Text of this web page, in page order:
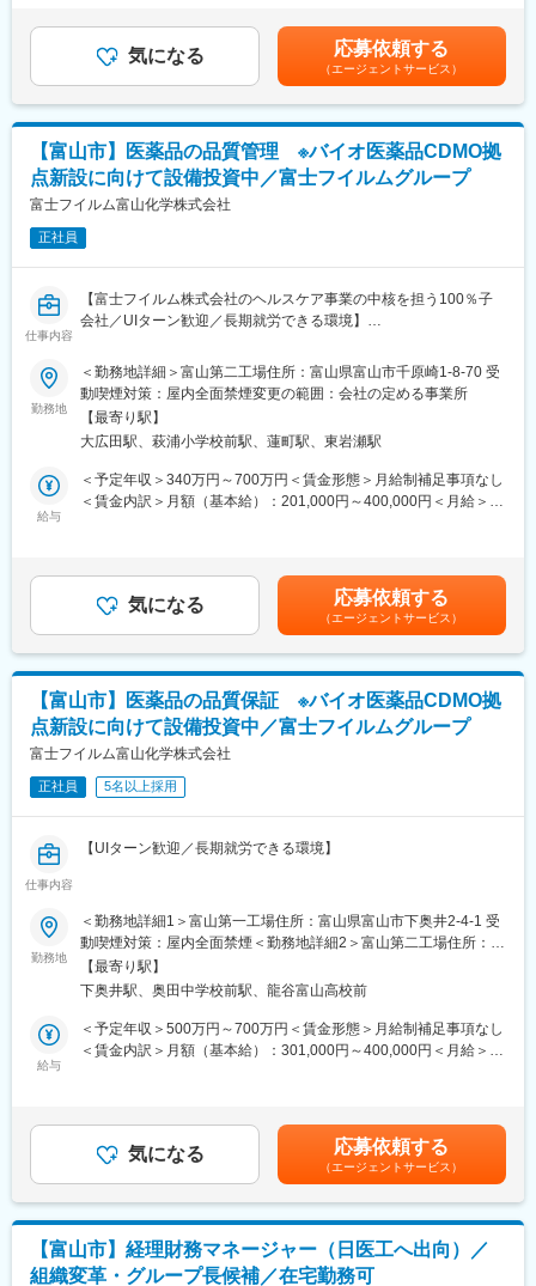
・Global 監査への対応準備・査察対応
ステム技術を用いた製剤のプロセス開発・製造受託事業を推進し
ています。2025年12月に国内最大級のバイオ医薬品CDMO工場を
開設し、抗体医薬品の製造受託サービスの開始を予定していま
す。更には、ADCのGMP製造受託サービスを2027年下期より開
始予定でありバイオ医薬品CDMO事業の拡大を進めています。
■福利厚生
・県外の方を対象とした寮や借上げ社宅制度あり
※適用条件あり
・富士フイルム株式会社のヘルスケア事業の中核を担う100％子
会社
・安定した経営基盤を持ち、2026年の稼働を目指してバイオ
CDMO拠点を新設するための設備投資を行います。
・フレックスタイム制なので（試用期間後）働きやすさも良好で
す。
リン代給（社内規程による）賃金はあくまでも目安の金額であ
り、選考を通じて上下する可能性があります。月給(月額)は固定手
当を含めた表記です。
気になる 応募依頼する
（エージェントサービス）
【富山市】医薬品の品質管理 ※バイオ医薬品CDMO拠
点新設に向けて設備投資中／富士フイルムグループ
富士フイルム富山化学株式会社
正社員
仕事内容
【富士フイルム株式会社のヘルスケア事業の中核を担う100％子
会社／UIターン歓迎／長期就労できる環境】
トータルヘルスケアカンパニーとして「予防」「診断」「治療」
の3領域で幅広い事業を展開している富士フイルムグループの「治
療」領域を担う中核企業として医療用医薬品の研究開発・生産・
販売を行っている当社にて、品質管理業務担当者として以下の業
務をお任せします。
■業務内容
・ドキュメント作成および文書管理等
・Global 監査への対応準備
れる脂質ナノ粒子やリポソームなどのドラック・デリバリー・シ
ステム技術を用いた製剤のプロセス開発・製造受託事業を推進し
ています。2025年12月に国内最大級のバイオ医薬品CDMO工場を
開設し、抗体医薬品の製造受託サービスの開始を予定していま
す。更には、ADCのGMP製造受託サービスを2027年下期より開
始予定でありバイオ医薬品CDMO事業の拡大を進めています。
■福利厚生
・県外の方を対象とした寮や借上げ社宅制度あり
■魅力
・富士フイルム株式会社のヘルスケア事業の中核を担う100％子
会社
・安定した経営基盤を持ち、2026年の稼働を目指してバイオ
・離職率も低く、腰を据えて長く働くことのできる環境です。
・フレックスタイム制なので（試用期間後）働きやすさも良好で
勤務地
＜勤務地詳細＞富山第二工場住所：富山県富山市千原崎1-8-70 受
動喫煙対策：屋内全面禁煙変更の範囲：会社の定める事業所
【最寄り駅】
大広田駅、萩浦小学校前駅、蓮町駅、東岩瀬駅
給与
＜予定年収＞340万円～700万円＜賃金形態＞月給制補足事項なし
＜賃金内訳＞月額（基本給）：201,000円～400,000円＜月給＞
リン代給（社内規程による）賃金はあくまでも目安の金額であ
り、選考を通じて上下する可能性があります。月給(月額)は固定手
当を含めた表記です。
気になる 応募依頼する
（エージェントサービス）
【富山市】医薬品の品質保証 ※バイオ医薬品CDMO拠
点新設に向けて設備投資中／富士フイルムグループ
富士フイルム富山化学株式会社
正社員 5名以上採用
仕事内容
【UIターン歓迎／長期就労できる環境】
の3領域で幅広い事業を展開している富士フイルムグループの「治
療」領域を担う中核企業として医療用医薬品の研究開発・生産・
販売を行っている当社にて、下記業務をお任せ致します。
■業務内容
・医薬品製造工場の品質保証業務
・2027年に予定されているグローバル監査への対応準備・査察対
40年以上にわたる抗感染症領域に対する知見を活かし、近年は、
国内でペニシリン系抗生物質の合成および無菌製剤の製造を行う
唯一のメーカーとして、製造受託にも注力しています。
ている脂質ナノ粒子（Lipid Nanoparticle、LNP）やリポソームな
どのドラッグ・デリバリー・システム（DDS）技術を用いた製剤
のプロセス開発・製造受託事業（CDMO事業）を推進。2020年に
勤務地
＜勤務地詳細1＞富山第一工場住所：富山県富山市下奥井2-4-1 受
動喫煙対策：屋内全面禁煙＜勤務地詳細2＞富山第二工場住所：富
山県富山市千原崎1-8-70 受動喫煙対策：屋内全面禁煙変更の範
囲：会社の定める事業所
【最寄り駅】
下奥井駅、奥田中学校前駅、龍谷富山高校前
給与
＜予定年収＞500万円～700万円＜賃金形態＞月給制補足事項なし
＜賃金内訳＞月額（基本給）：301,000円～400,000円＜月給＞
リン代給（社内規程による）賃金はあくまでも目安の金額であ
り、選考を通じて上下する可能性があります。月給(月額)は固定手
当を含めた表記です。
気になる 応募依頼する
（エージェントサービス）
【富山市】経理財務マネージャー（日医工へ出向）／
組織変革・グループ長候補／在宅勤務可